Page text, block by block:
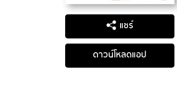
แชร์
ดาวน์โหลดแอป